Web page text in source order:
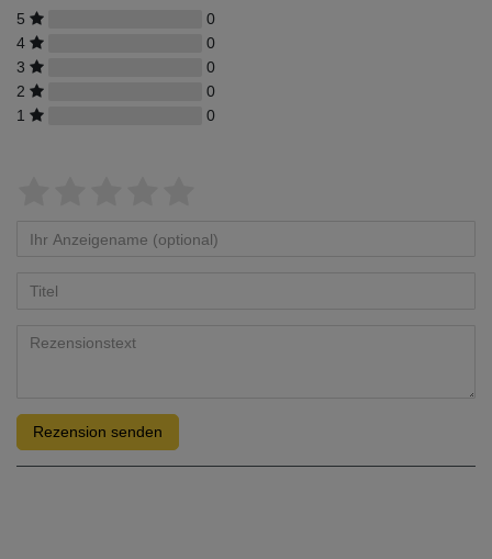
5
0
4
0
3
0
2
0
1
0
Rezension senden